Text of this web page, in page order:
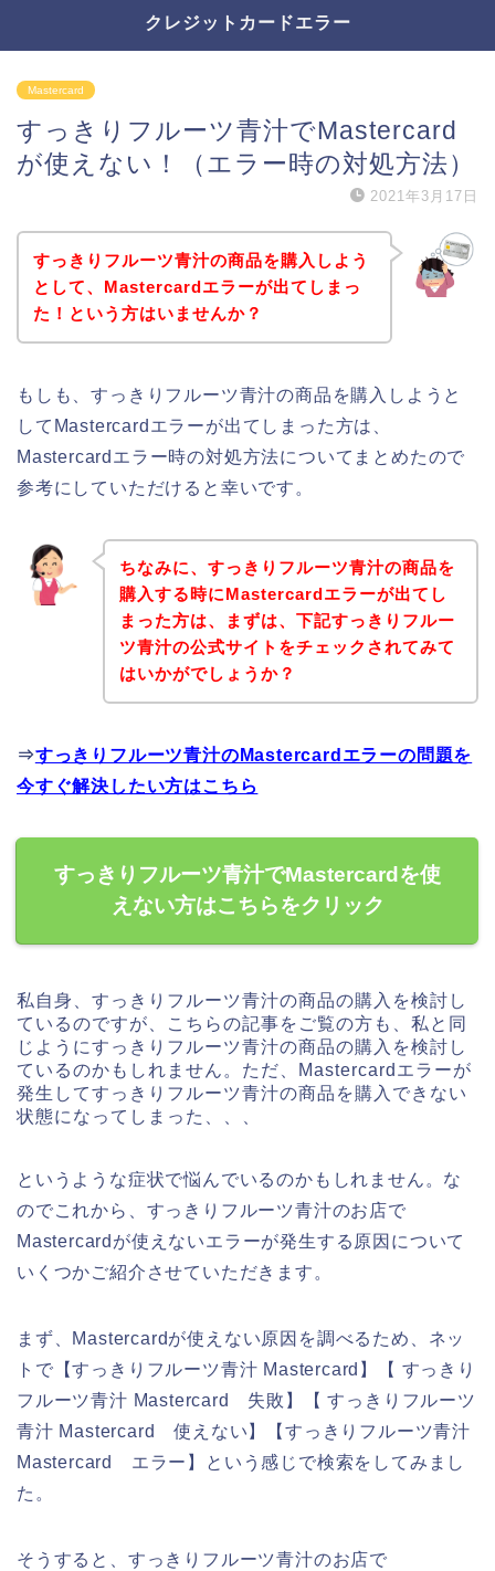
クレジットカードエラー
Mastercard
すっきりフルーツ青汁でMastercard
が使えない！（エラー時の対処方法）
2021年3月17日
すっきりフルーツ青汁の商品を購入しよう
として、Mastercardエラーが出てしまっ
た！という方はいませんか？
もしも、すっきりフルーツ青汁の商品を購入しようと
してMastercardエラーが出てしまった方は、
Mastercardエラー時の対処方法についてまとめたので
参考にしていただけると幸いです。
ちなみに、すっきりフルーツ青汁の商品を
購入する時にMastercardエラーが出てし
まった方は、まずは、下記すっきりフルー
ツ青汁の公式サイトをチェックされてみて
はいかがでしょうか？
⇒すっきりフルーツ青汁のMastercardエラーの問題を
今すぐ解決したい方はこちら
すっきりフルーツ青汁でMastercardを使
えない方はこちらをクリック
私自身、すっきりフルーツ青汁の商品の購入を検討し
ているのですが、こちらの記事をご覧の方も、私と同
じようにすっきりフルーツ青汁の商品の購入を検討し
ているのかもしれません。ただ、Mastercardエラーが
発生してすっきりフルーツ青汁の商品を購入できない
状態になってしまった、、、
というような症状で悩んでいるのかもしれません。な
のでこれから、すっきりフルーツ青汁のお店で
Mastercardが使えないエラーが発生する原因について
いくつかご紹介させていただきます。
まず、Mastercardが使えない原因を調べるため、ネッ
トで【すっきりフルーツ青汁 Mastercard】【 すっきり
フルーツ青汁 Mastercard 失敗】【 すっきりフルーツ
青汁 Mastercard 使えない】【すっきりフルーツ青汁
Mastercard エラー】という感じで検索をしてみまし
た。
そうすると、すっきりフルーツ青汁のお店で